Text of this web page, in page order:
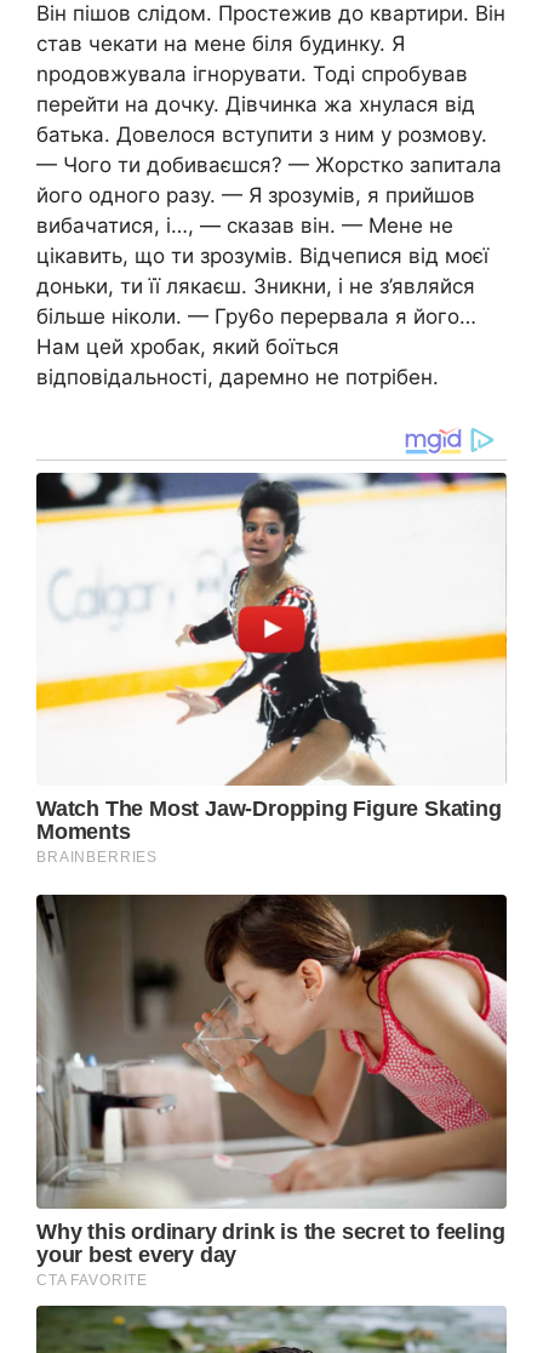
Він пішов слідом. Простежив до квартири. Він
став чекати на мене біля будинку. Я
nродовжувала ігнорувати. Тоді спробував
перейти на дочку. Дівчинка жа хнулася від
батька. Довелося вступити з ним у розмову.
— Чого ти добиваєшся? — Жорстко запитала
його одного разу. — Я зрозумів, я прийшов
вибачатися, і…, — сказав він. — Мене не
цікавить, що ти зрозумів. Відчепися від моєї
доньки, ти її лякаєш. Зникни, і не з’являйся
більше ніколи. — Гру6о перервала я його…
Нам цей хробак, який боїться
відповідальності, даремно не потрібен.